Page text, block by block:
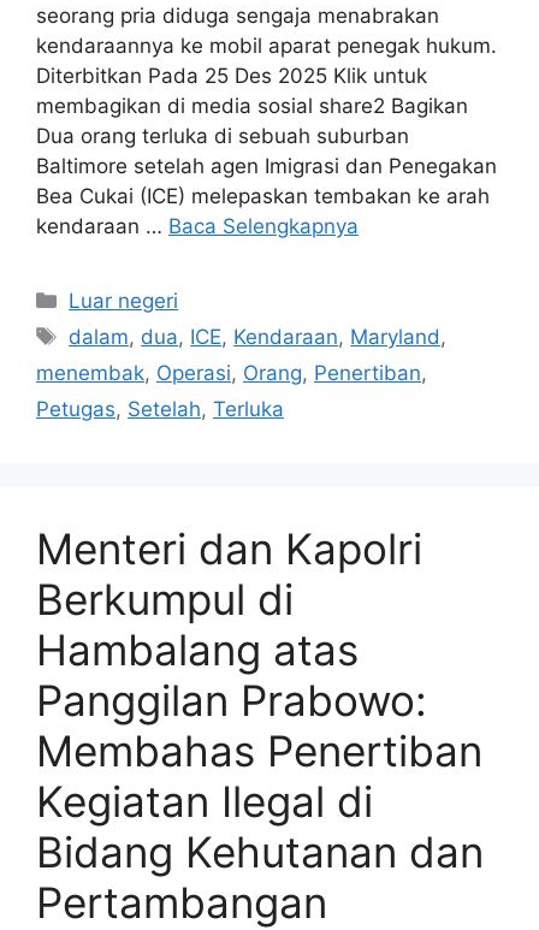
seorang pria diduga sengaja menabrakan
kendaraannya ke mobil aparat penegak hukum.
Diterbitkan Pada 25 Des 2025 Klik untuk
membagikan di media sosial share2 Bagikan
Dua orang terluka di sebuah suburban
Baltimore setelah agen Imigrasi dan Penegakan
Bea Cukai (ICE) melepaskan tembakan ke arah
kendaraan … Baca Selengkapnya
Kategori
Luar negeri
Tag
dalam, dua, ICE, Kendaraan, Maryland,
menembak, Operasi, Orang, Penertiban,
Petugas, Setelah, Terluka
Menteri dan Kapolri
Berkumpul di
Hambalang atas
Panggilan Prabowo:
Membahas Penertiban
Kegiatan Ilegal di
Bidang Kehutanan dan
Pertambangan